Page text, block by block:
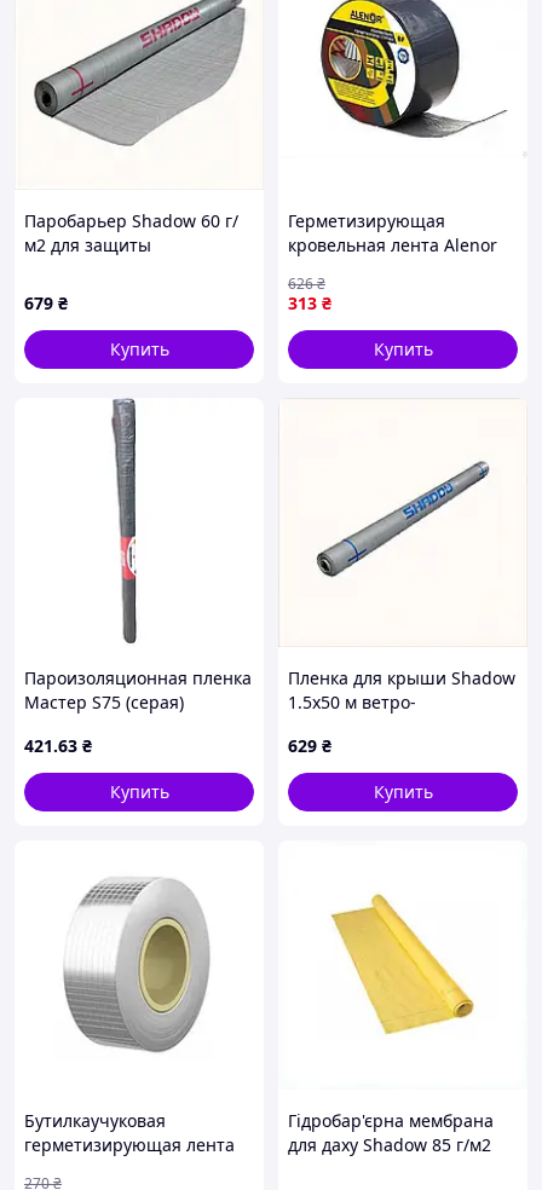
Паробарьер Shadow 60 г/
м2 для защиты
M8851E4H91
679 ₴
Купить
Герметизирующая
кровельная лента Alenor
защиты от влаги
313 ₴
626₴
Купить
Пароизоляционная пленка
Мастер S75 (серая)
421.63 ₴
Купить
Пленка для крыши Shadow
1.5х50 м ветро-
629 ₴
Купить
Бутилкаучуковая
герметизирующая лента
270₴
Гідробар'єрна мембрана
для даху Shadow 85 г/м2